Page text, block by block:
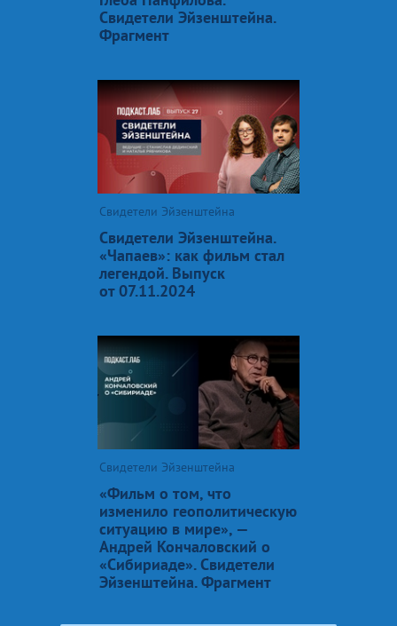
Свидетели Эйзенштейна.
Фрагмент
Свидетели Эйзенштейна
Свидетели Эйзенштейна.
«Чапаев»: как фильм стал
легендой. Выпуск
от 07.11.2024
Свидетели Эйзенштейна
«Фильм о том, что
изменило геополитическую
ситуацию в мире», —
Андрей Кончаловский о
«Сибириаде». Свидетели
Эйзенштейна. Фрагмент